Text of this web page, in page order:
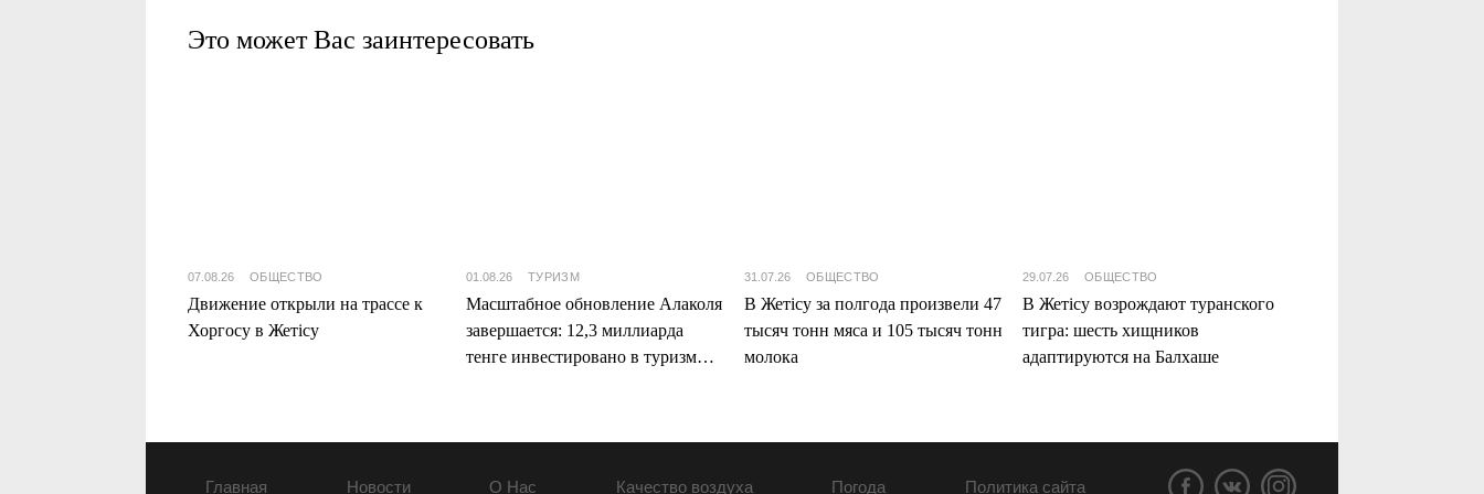
Это может Вас заинтересовать
07.08.26 ОБЩЕСТВО
Движение открыли на трассе к
Хоргосу в Жетісу
01.08.26 ТУРИЗМ
Масштабное обновление Алаколя
завершается: 12,3 миллиарда
тенге инвестировано в туризм
31.07.26 ОБЩЕСТВО
В Жетісу за полгода произвели 47
тысяч тонн мяса и 105 тысяч тонн
молока
29.07.26 ОБЩЕСТВО
В Жетісу возрождают туранского
тигра: шесть хищников
адаптируются на Балхаше
Главная Новости О Нас Качество воздуха Погода Политика сайта